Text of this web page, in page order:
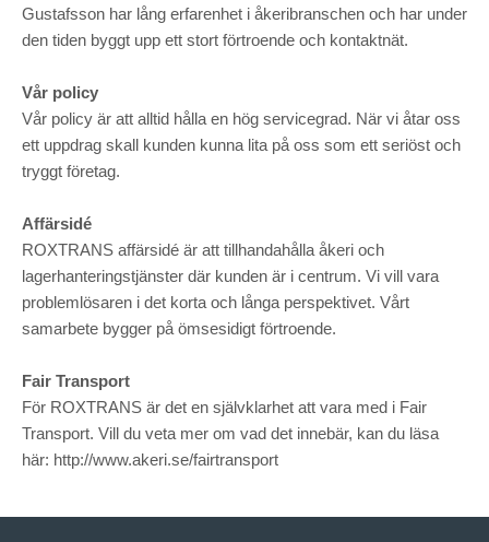
Gustafsson har lång erfarenhet i åkeribranschen och har under
den tiden byggt upp ett stort förtroende och kontaktnät.
Vår policy
Vår policy är att alltid hålla en hög servicegrad. När vi åtar oss
ett uppdrag skall kunden kunna lita på oss som ett seriöst och
tryggt företag.
Affärsidé
ROXTRANS affärsidé är att tillhandahålla åkeri och
lagerhanteringstjänster där kunden är i centrum. Vi vill vara
problemlösaren i det korta och långa perspektivet. Vårt
samarbete bygger på ömsesidigt förtroende.
Fair Transport
För ROXTRANS är det en självklarhet att vara med i Fair
Transport. Vill du veta mer om vad det innebär, kan du läsa
här: http://www.akeri.se/fairtransport